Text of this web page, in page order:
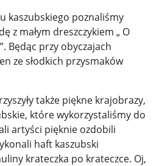
kaszubskiego poznaliśmy
z małym dreszczykiem „ O
Będąc przy obyczajach
ze słodkich przysmaków
także piękne krajobrazy,
które wykorzystaliśmy do
artyści pięknie ozdobili
haft kaszubski
krateczka po krateczce. Oj,